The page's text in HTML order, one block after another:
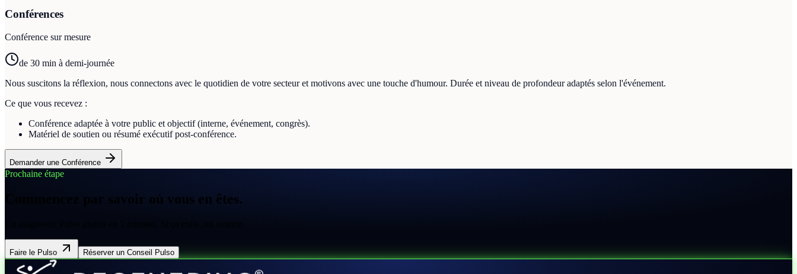
Conférences
Conférence sur mesure
de 30 min à demi-journée
Nous suscitons la réflexion, nous connectons avec le quotidien de votre secteur et motivons avec une touche d'humour. Durée et niveau de profondeur adaptés selon l'événement.
Ce que vous recevez :
Conférence adaptée à votre public et objectif (interne, événement, congrès).
Matériel de soutien ou résumé exécutif post-conférence.
Demander une Conférence
Prochaine étape
Commencez par savoir où vous en êtes.
Faire le Pulso Réserver un Conseil Pulso